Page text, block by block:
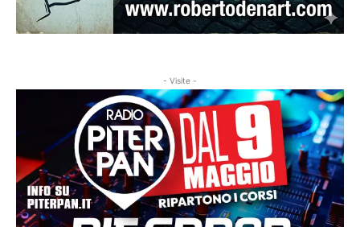
- Visite -